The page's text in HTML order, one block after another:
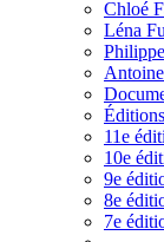
Chloé
Léna
11e
10e
9e
8e
7e